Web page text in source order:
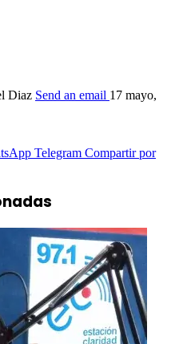
Diaz Send an email 17 mayo,
Telegram Compartir por